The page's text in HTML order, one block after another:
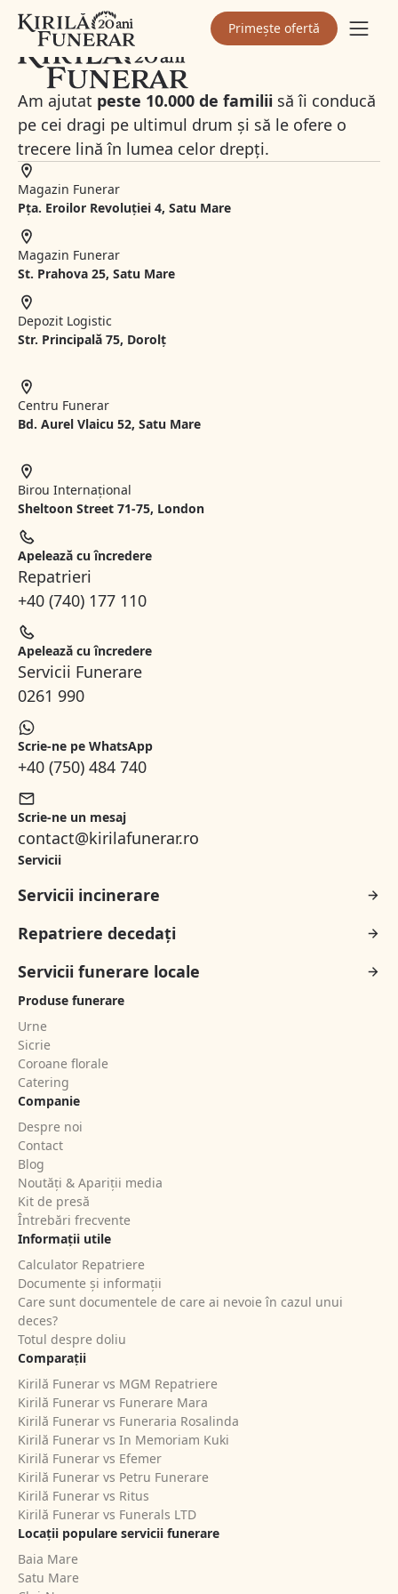
Primește ofertă
Am ajutat peste 10.000 de familii să îi conducă
pe cei dragi pe ultimul drum și să le ofere o
trecere lină în lumea celor drepți.
Magazin Funerar
Pța. Eroilor Revoluției 4, Satu Mare
Magazin Funerar
St. Prahova 25, Satu Mare
Depozit Logistic
Str. Principală 75, Dorolț
Centru Funerar
Bd. Aurel Vlaicu 52, Satu Mare
Birou Internațional
Sheltoon Street 71-75, London
Apelează cu încredere
Repatrieri
+40 (740) 177 110
Apelează cu încredere
Servicii Funerare
0261 990
Scrie-ne pe WhatsApp
+40 (750) 484 740
Scrie-ne un mesaj
contact@kirilafunerar.ro
Servicii
Servicii incinerare
Repatriere decedați
Servicii funerare locale
Produse funerare
Urne
Sicrie
Coroane florale
Catering
Companie
Despre noi
Contact
Blog
Noutăți & Apariții media
Kit de presă
Întrebări frecvente
Informații utile
Calculator Repatriere
Documente și informații
Care sunt documentele de care ai nevoie în cazul unui
deces?
Totul despre doliu
Comparații
Kirilă Funerar vs MGM Repatriere
Kirilă Funerar vs Funerare Mara
Kirilă Funerar vs Funeraria Rosalinda
Kirilă Funerar vs In Memoriam Kuki
Kirilă Funerar vs Efemer
Kirilă Funerar vs Petru Funerare
Kirilă Funerar vs Ritus
Kirilă Funerar vs Funerals LTD
Locații populare servicii funerare
Baia Mare
Satu Mare